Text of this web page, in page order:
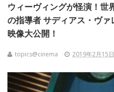
ウィーヴィングが怪演！世
の指導者 サディアス・ヴ
映像大公開！
topics@cinema 2019年2月15日